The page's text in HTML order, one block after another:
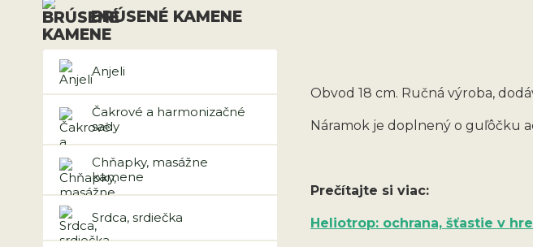
BRÚSENÉ KAMENE
Anjeli
Čakrové a harmonizačné
sady
Chňapky, masážne
kamene
Srdca, srdiečka
Obvod 18 cm. Ručná výroba,
Náramok je doplnený o guľôčku
Prečítajte si viac:
Heliotrop: ochrana, šťastie v hre